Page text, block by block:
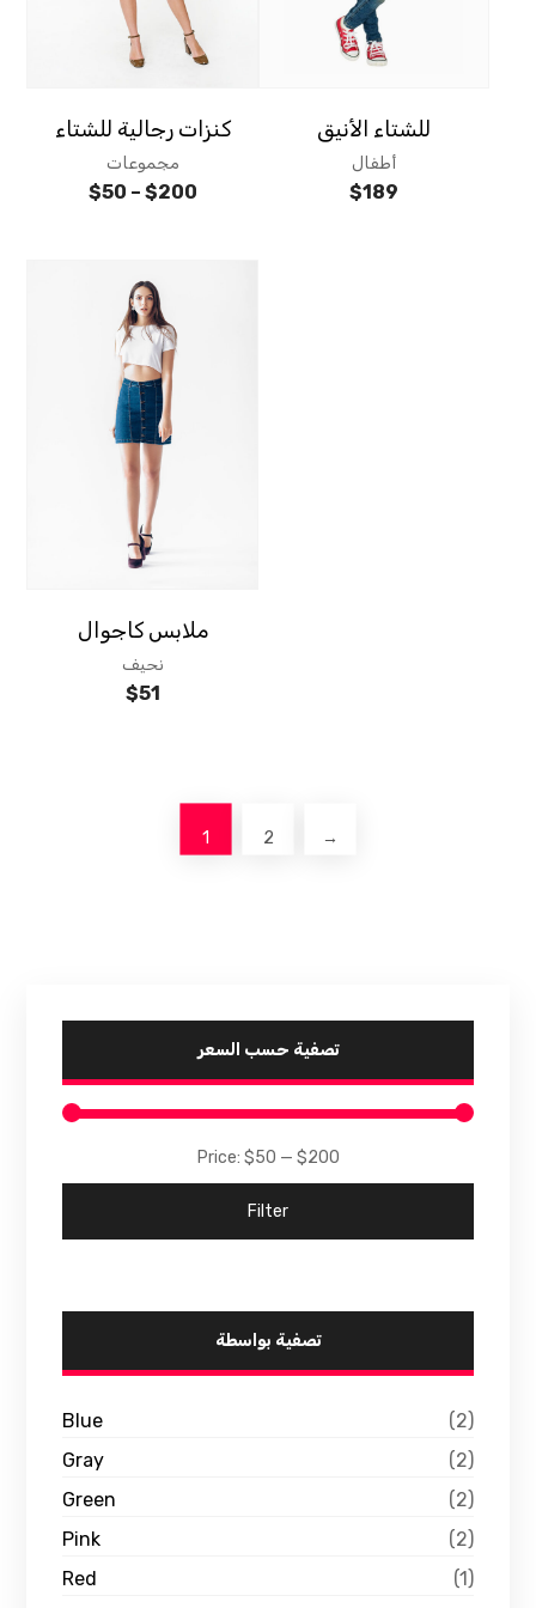
كنزات رجالية للشتاء
مجموعات
$50 – $200
للشتاء الأنيق
أطفال
$189
ملابس كاجوال
نحيف
$51
1 2 →
تصفية حسب السعر
Filter
Price: $50 — $200
تصفية بواسطة
Blue
(2)
Gray
(2)
Green
(2)
Pink
(2)
Red
(1)